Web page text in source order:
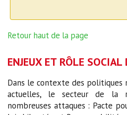
Retour haut de la page
ENJEUX ET RÔLE SOCIAL
Dans le contexte des politiques
actuelles, le secteur de la
nombreuses attaques : Pacte